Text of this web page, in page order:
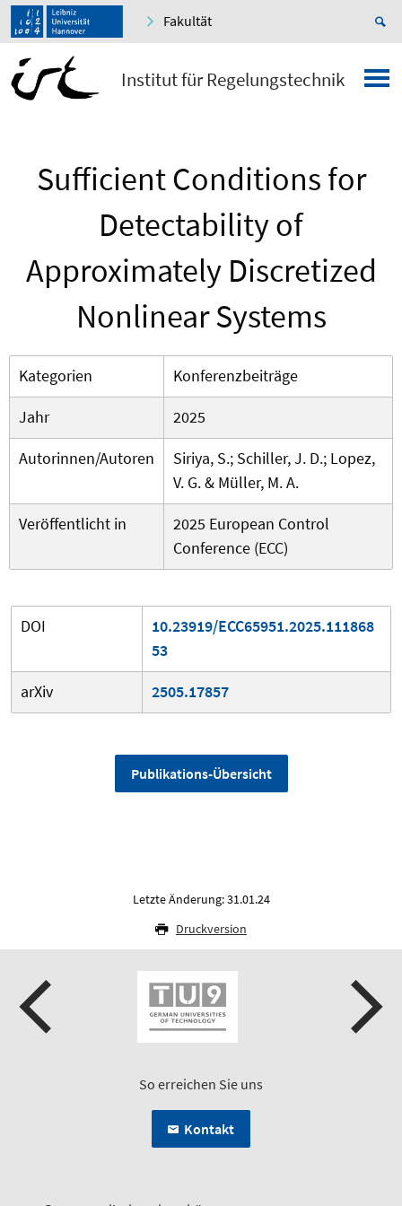
Fakultät
Institut für Regelungstechnik
Sufficient Conditions for
Detectability of
Approximately Discretized
Nonlinear Systems
Kategorien
Konferenzbeiträge
Jahr
2025
Autorinnen/Autoren
Siriya, S.; Schiller, J. D.; Lopez,
V. G. & Müller, M. A.
Veröffentlicht in
2025 European Control
Conference (ECC)
DOI
10.23919/ECC65951.2025.111868
53
arXiv
2505.17857
Publikations-Übersicht
Letzte Änderung: 31.01.24
Druckversion
So erreichen Sie uns
Kontakt